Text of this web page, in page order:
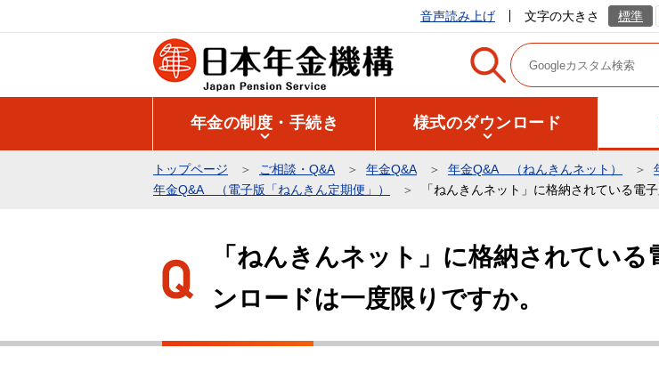
の
音声読み上げ 文字の大きさ 標準
年金の制度・手続き 様式のダウンロード
トップページ ご相談・Q&A 年金Q&A 年金Q&A （ねんきんネット）
年金Q&A （電子版「ねんきん定期便」）
「ねんきんネット」に格納されている電
ら
「ねんきんネット」に格納されてい
ンロードは一度限りですか。